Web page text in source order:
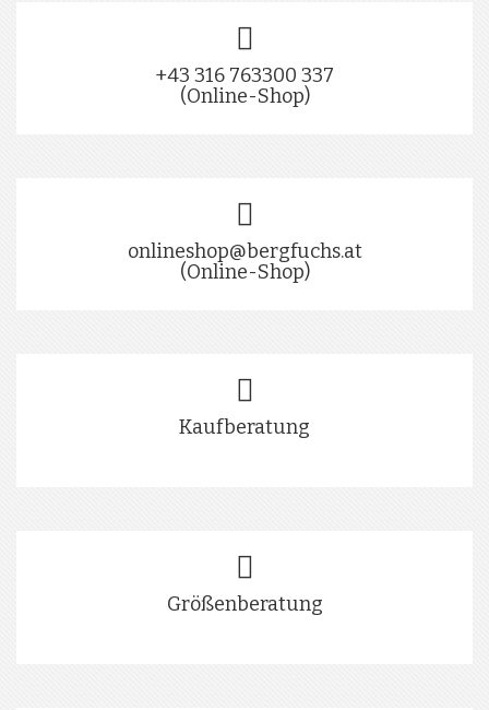
+43 316 763300 337
(Online-Shop)
onlineshop@bergfuchs.at
(Online-Shop)
Kaufberatung
Größenberatung